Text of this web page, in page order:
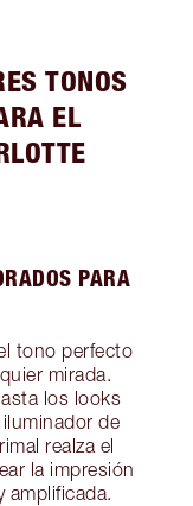
TONOS
EL
PARA
tono perfecto
mirada.
los looks
de
realza el
la impresión
amplificada.